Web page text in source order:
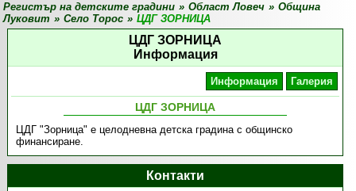
Регистър на детските градини » Област Ловеч » Община
Луковит » Село Торос » ЦДГ ЗОРНИЦА
ЦДГ ЗОРНИЦА
Информация
Информация Галерия
ЦДГ ЗОРНИЦА
ЦДГ "Зорница" е целодневна детска градина с общинско
финансиране.
Контакти